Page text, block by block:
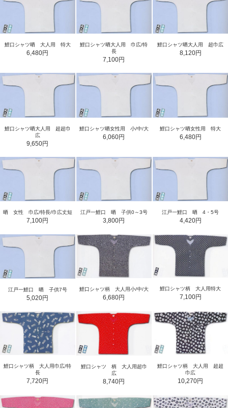
鯉口シャツ晒 大人用 特大
6,480円
鯉口シャツ晒大人用 巾広/特
長
7,100円
鯉口シャツ晒大人用 超巾広
8,120円
鯉口シャツ晒大人用 超超巾
広
9,650円
鯉口シャツ晒女性用 小/中/大
6,060円
鯉口シャツ晒女性用 特大
6,480円
晒 女性 巾広/特長/巾広丈短
7,100円
江戸一鯉口 晒 子供0～3号
3,800円
江戸一鯉口 晒 4・5号
4,420円
江戸一鯉口 晒 子供7号
5,020円
鯉口シャツ柄 大人用小/中/大
6,680円
鯉口シャツ柄 大人用特大
7,100円
鯉口シャツ柄 大人用巾広/特
長
7,720円
鯉口シャツ 柄 大人用超巾
広
8,740円
鯉口シャツ柄 大人用 超超
巾広
10,270円